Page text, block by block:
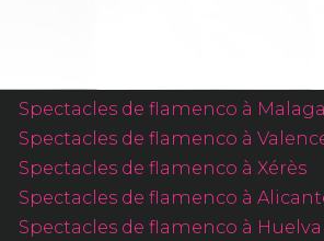
Spectacles de flamenco à Malaga
Spectacles de flamenco à
Spectacles de flamenco à Xérès
Spectacles de flamenco à
Spectacles de flamenco à Huelva